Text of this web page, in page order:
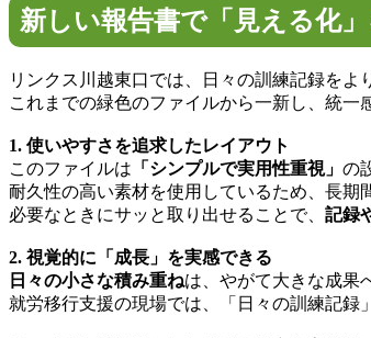
新しい報告書で「見える化」
リンクス川越東口では、日々の訓練記録をよ
これまでの緑色のファイルから一新し、統一
1. 使いやすさを追求したレイアウト
このファイルは 「シンプルで実用性重視」 の
耐久性の高い素材を使用しているため、長期
必要なときにサッと取り出せることで、 記録
2. 視覚的に「成長」を実感できる
日々の小さな積み重ねは、やがて大きな成果
就労移行支援の現場では、「日々の訓練記録